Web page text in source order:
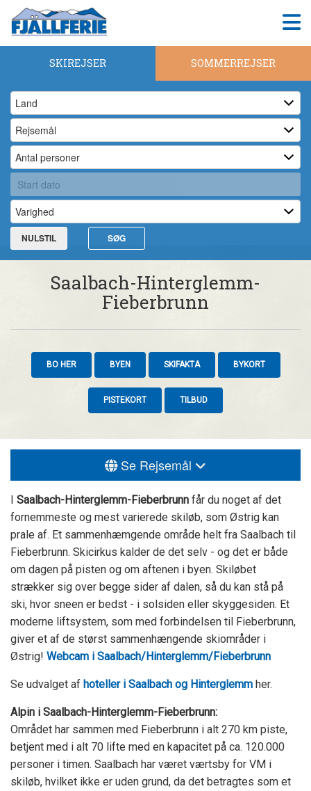
SKIREJSER SOMMERREJSER
NULSTIL SØG
Saalbach-Hinterglemm-
Fieberbrunn
BO HER BYEN SKIFAKTA BYKORT
PISTEKORT TILBUD
Se Rejsemål
I Saalbach-Hinterglemm-Fieberbrunn får du noget af det
fornemmeste og mest varierede skiløb, som Østrig kan
prale af. Et sammenhæmgende område helt fra Saalbach til
Fieberbrunn. Skicirkus kalder de det selv - og det er både
om dagen på pisten og om aftenen i byen. Skiløbet
strækker sig over begge sider af dalen, så du kan stå på
ski, hvor sneen er bedst - i solsiden eller skyggesiden. Et
moderne liftsystem, som med forbindelsen til Fieberbrunn,
giver et af de størst sammenhængende skiområder i
Østrig! Webcam i Saalbach/Hinterglemm/Fieberbrunn
Se udvalget af hoteller i Saalbach og Hinterglemm her.
Alpin i Saalbach-Hinterglemm-Fieberbrunn:
Området har sammen med Fieberbrunn i alt 270 km piste,
betjent med i alt 70 lifte med en kapacitet på ca. 120.000
personer i timen. Saalbach har været værtsby for VM i
skiløb, hvilket ikke er uden grund, da det betragtes som et